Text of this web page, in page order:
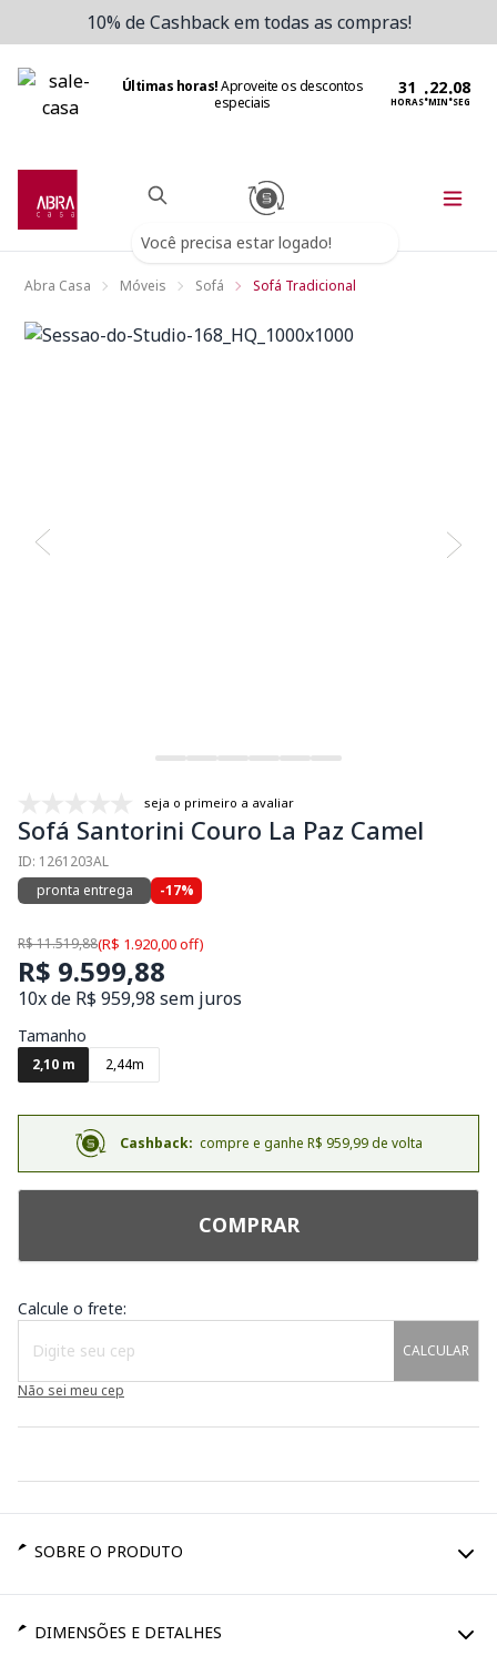
10% de Cashback em todas as compras!
Últimas horas!Aproveite os descontos
especiais
HORAS:MIN:SEG
Você precisa estar logado!
Abra Casa Móveis Sofá Sofá Tradicional
seja o primeiro a avaliar
Sofá Santorini Couro La Paz Camel
ID: 1261203AL
pronta entrega
-17%
R$ 11.519,88(R$ 1.920,00 off)
R$ 9.599,88
10x de R$ 959,98 sem juros
Tamanho
2,10 m 2,44m
Cashback: compre e ganhe R$ 959,99 de volta
COMPRAR
Calcule o frete:
CALCULAR
Não sei meu cep
SOBRE O PRODUTO
DIMENSÕES E DETALHES